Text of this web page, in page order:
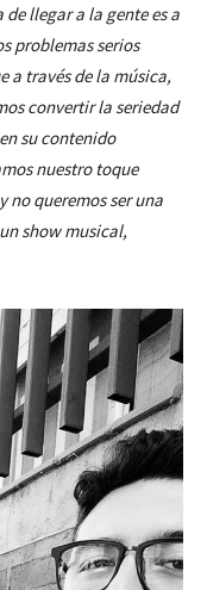
de llegar a la gente es a
problemas serios
a través de la música,
convertir la seriedad
su contenido
nuestro toque
no queremos ser una
show musical,